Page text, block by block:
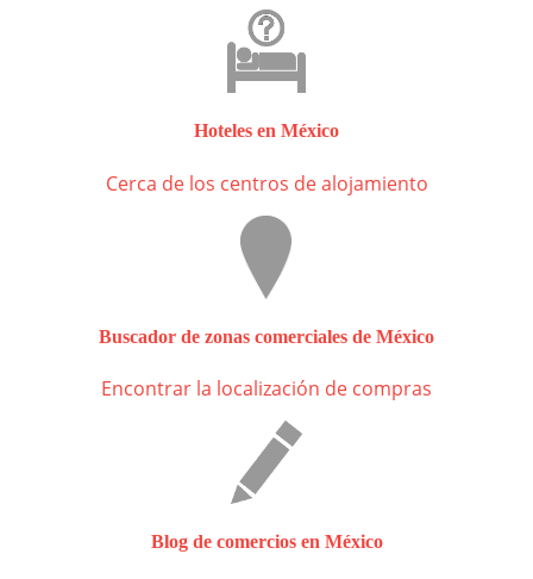
Hoteles en México
Cerca de los centros de alojamiento
Buscador de zonas comerciales de México
Encontrar la localización de compras
Blog de comercios en México